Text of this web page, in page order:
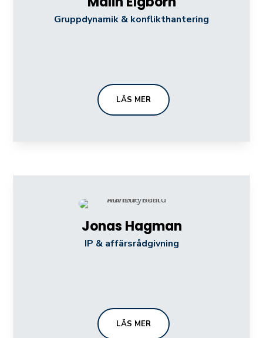
Gruppdynamik & konflikthantering
LÄS MER
Jonas Hagman
IP & affärsrådgivning
LÄS MER